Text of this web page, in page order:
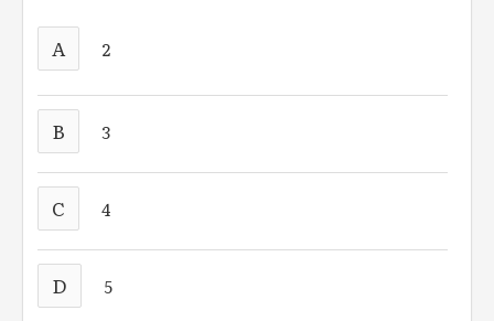
A 2
B 3
C 4
D 5